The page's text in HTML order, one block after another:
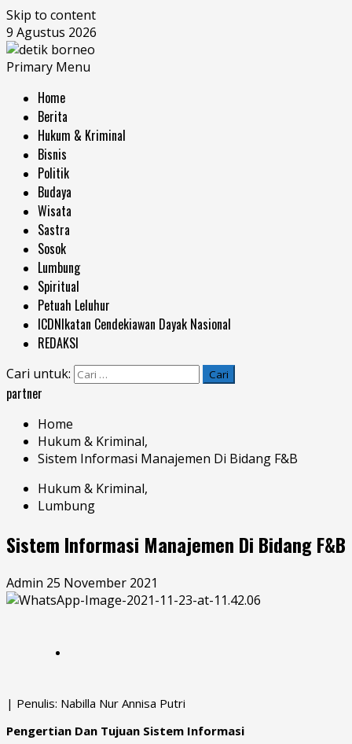
Skip to content
9 Agustus 2026
Primary Menu
Home
Berita
Hukum & Kriminal
Bisnis
Politik
Budaya
Wisata
Sastra
Sosok
Lumbung
Spiritual
Petuah Leluhur
ICDNIkatan Cendekiawan Dayak Nasional
REDAKSI
Cari untuk:
partner
Home
Hukum & Kriminal,
Sistem Informasi Manajemen Di Bidang F&B
Hukum & Kriminal,
Lumbung
Sistem Informasi Manajemen Di Bidang F&B
Admin 25 November 2021
| Penulis: Nabilla Nur Annisa Putri
Pengertian Dan Tujuan Sistem Informasi